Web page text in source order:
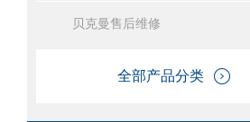
贝克曼售后维修
全部产品分类